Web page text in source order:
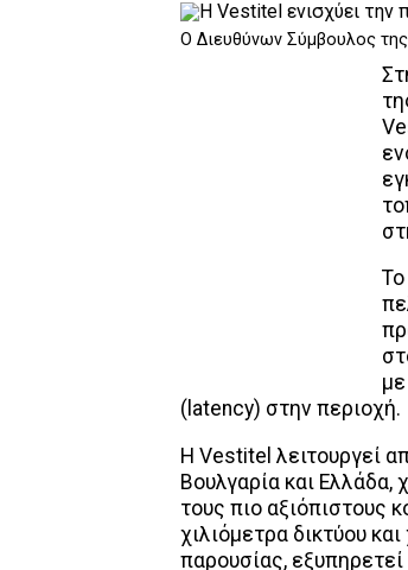
O Διευθύνων Σύμβουλος
(latency) στην περιοχή.
Η Vestitel λειτουργεί
Βουλγαρία και
τους πιο αξιόπιστους
χιλιόμετρα δικτύου
παρουσίας, εξυπηρετεί